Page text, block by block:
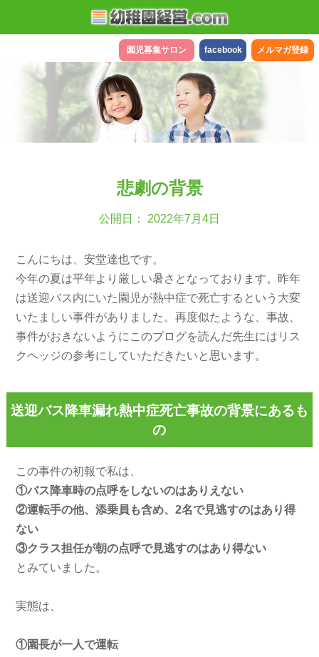
メルマガ登録
facebook
園児募集サロン
悲劇の背景
公開日： 2022年7月4日
こんにちは、安堂達也です。
今年の夏は平年より厳しい暑さとなっております。昨年
は送迎バス内にいた園児が熱中症で死亡するという大変
いたましい事件がありました。再度似たような、事故、
事件がおきないようにこのブログを読んだ先生にはリス
クヘッジの参考にしていただきたいと思います。
送迎バス降車漏れ熱中症死亡事故の背景にあるも
の
この事件の初報で私は、
①バス降車時の点呼をしないのはありえない
②運転手の他、添乗員も含め、2名で見逃すのはあり得
ない
③クラス担任が朝の点呼で見逃すのはあり得ない
とみていました。
実態は、
①園長が一人で運転